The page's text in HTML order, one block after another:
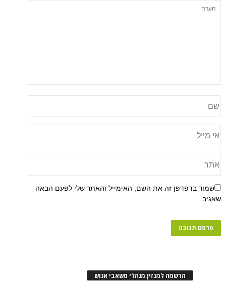
שמור בדפדפן זה את השם, האימייל והאתר שלי לפעם הבאה
שאגיב.
הרשמה למגזין מנהלי משאבי אנוש